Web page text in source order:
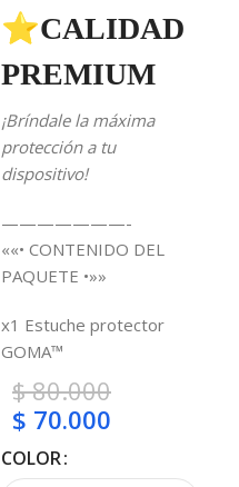
⭐CALIDAD
PREMIUM
¡Bríndale la máxima
protección a tu
dispositivo!
———————-
««• CONTENIDO DEL
PAQUETE •»»
x1 Estuche protector
GOMA™
$80.000
$ 70.000
COLOR